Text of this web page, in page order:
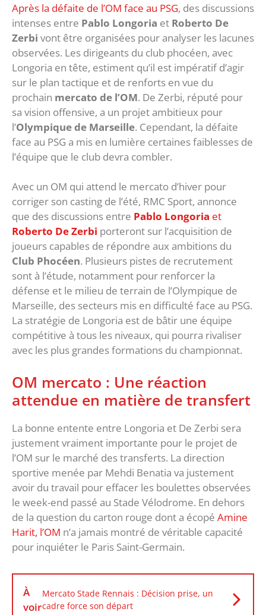
Après la défaite de l’OM face au PSG, des discussions
intenses entre Pablo Longoria et Roberto De
Zerbi vont être organisées pour analyser les lacunes
observées. Les dirigeants du club phocéen, avec
Longoria en tête, estiment qu’il est impératif d’agir
sur le plan tactique et de renforts en vue du
prochain mercato de l’OM. De Zerbi, réputé pour
sa vision offensive, a un projet ambitieux pour
l’Olympique de Marseille. Cependant, la défaite
face au PSG a mis en lumière certaines faiblesses de
l’équipe que le club devra combler.
Avec un OM qui attend le mercato d’hiver pour
corriger son casting de l’été, RMC Sport, annonce
que des discussions entre Pablo Longoria et
Roberto De Zerbi porteront sur l’acquisition de
joueurs capables de répondre aux ambitions du
Club Phocéen. Plusieurs pistes de recrutement
sont à l’étude, notamment pour renforcer la
défense et le milieu de terrain de l’Olympique de
Marseille, des secteurs mis en difficulté face au PSG.
La stratégie de Longoria est de bâtir une équipe
compétitive à tous les niveaux, qui pourra rivaliser
avec les plus grandes formations du championnat.
OM mercato : Une réaction
attendue en matière de transfert
La bonne entente entre Longoria et De Zerbi sera
justement vraiment importante pour le projet de
l’OM sur le marché des transferts. La direction
sportive menée par Mehdi Benatia va justement
avoir du travail pour effacer les boulettes observées
le week-end passé au Stade Vélodrome. En dehors
de la question du carton rouge dont a écopé Amine
Harit, l’OM n’a jamais montré de véritable capacité
pour inquiéter le Paris Saint-Germain.
À
voir
Mercato Stade Rennais : Décision prise, un
cadre force son départ